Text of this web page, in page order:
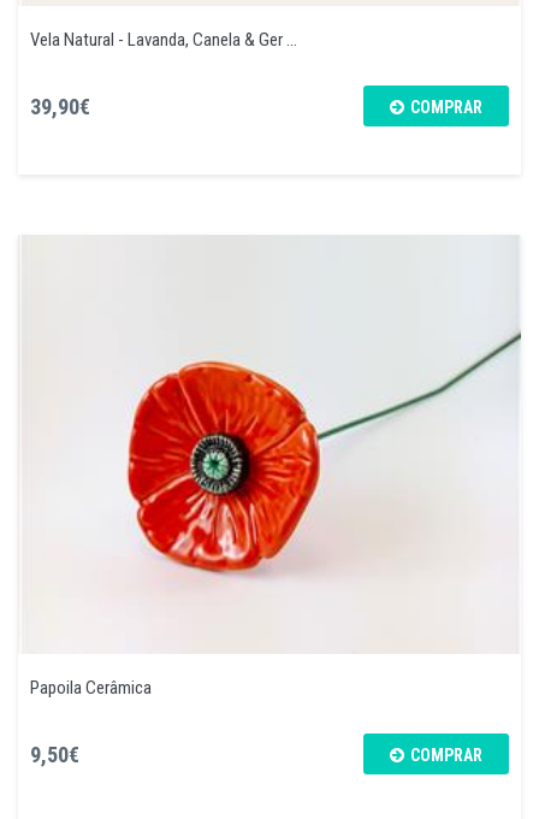
Vela Natural - Lavanda, Canela & Ger ...
39,90€ COMPRAR
Papoila Cerâmica
9,50€ COMPRAR